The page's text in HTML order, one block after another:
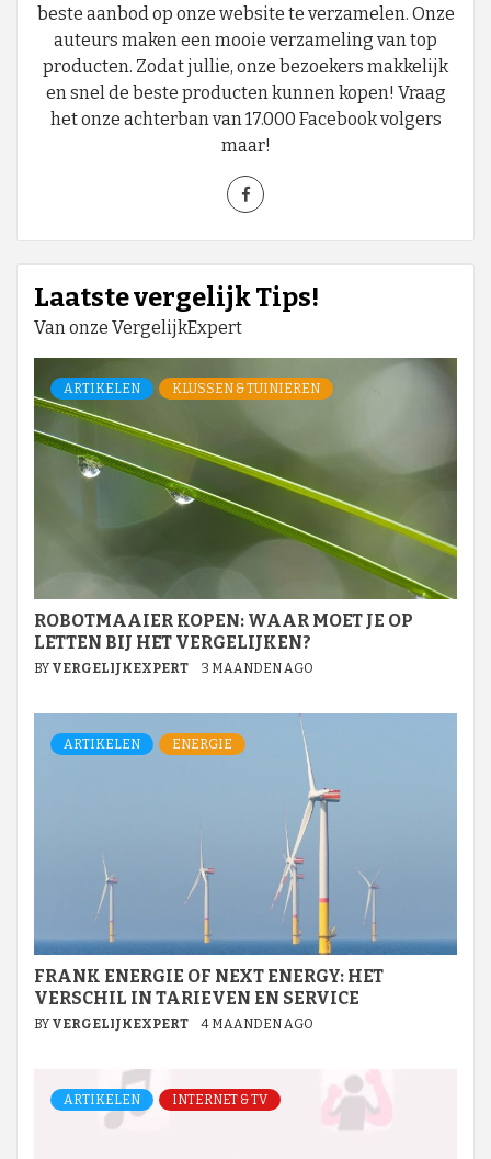
beste aanbod op onze website te verzamelen. Onze
auteurs maken een mooie verzameling van top
producten. Zodat jullie, onze bezoekers makkelijk
en snel de beste producten kunnen kopen! Vraag
het onze achterban van 17.000 Facebook volgers
maar!
Laatste vergelijk Tips!
Van onze VergelijkExpert
ARTIKELEN KLUSSEN & TUINIEREN
ROBOTMAAIER KOPEN: WAAR MOET JE OP
LETTEN BIJ HET VERGELIJKEN?
BY VERGELIJKEXPERT 3 MAANDEN AGO
ARTIKELEN ENERGIE
FRANK ENERGIE OF NEXT ENERGY: HET
VERSCHIL IN TARIEVEN EN SERVICE
BY VERGELIJKEXPERT 4 MAANDEN AGO
ARTIKELEN INTERNET & TV